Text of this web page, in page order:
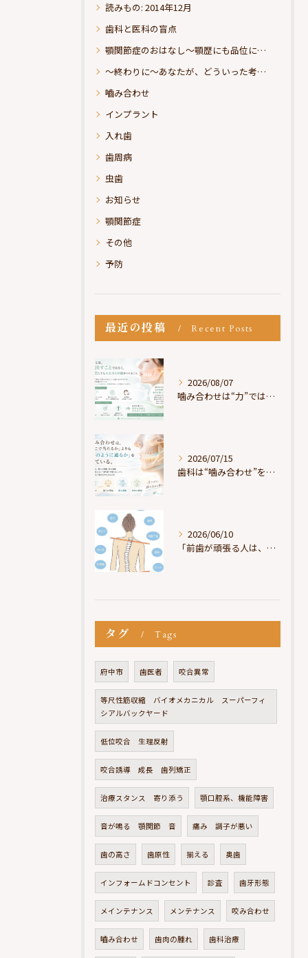
読みもの: 2014年12月
歯科と医科の盲点
顎関節症のおはなし～顎歴にも品位にこだわりたい
～終わりに～あなたが、どういった考えの治療をお求めになられるのか？
嚙み合わせ
インプラント
入れ歯
歯周病
虫歯
お知らせ
顎関節症
その他
予防
最近の投稿 Recent Posts
2026/08/07
噛み合わせは“力”ではなく“許可”である
2026/07/15
歯科は“噛み合わせ”を見ているが、身体は“通り道”を見ている
2026/06/10
「前歯が頑張る人は、だいたい疲れている」
タグ Tags
府中市 歯医者 咬合異常
等尺性筋収縮 バイオメカニカル スーパーフィ
シアルバックヤード
低位咬合 生理反射
咬合誘導 成長 歯列矯正
治療スタンス 寄り添う 顎口腔系、機能障害
音が鳴る 顎関節 音 痛み 調子が悪い
歯の高さ 歯原性 揃える 奥歯
インフォームドコンセント 診査 歯牙形態
メインテナンス メンテナンス 咬み合わせ
嚙み合わせ 歯肉の腫れ 歯科治療